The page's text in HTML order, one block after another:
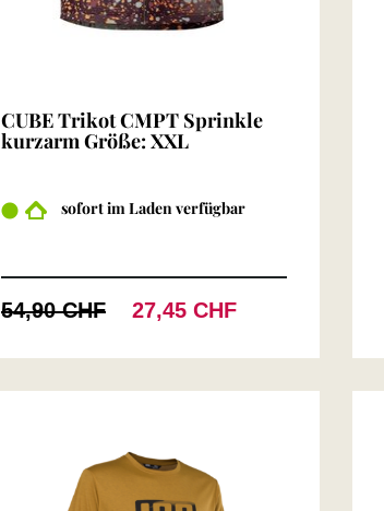
CUBE Trikot CMPT Sprinkle
kurzarm Größe: XXL
sofort im Laden verfügbar
54,90 CHF 27,45 CHF